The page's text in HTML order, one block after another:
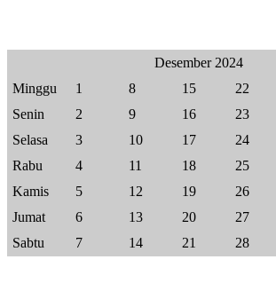
Desember 2024
Minggu
1 8 15 22
Senin
2 9 16 23
Selasa
3 10 17 24
Rabu
4 11 18 25
Kamis
5 12 19 26
Jumat
6 13 20 27
Sabtu
7 14 21 28